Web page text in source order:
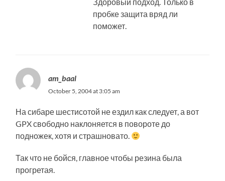
Здоровый подход. Только в
пробке защита вряд ли
поможет.
am_baal
October 5, 2004 at 3:05 am
На сибаре шестисотой не ездил как следует, а вот
GPX свободно наклоняется в повороте до
подножек, хотя и страшновато.
Так что не бойся, главное чтобы резина была
прогретая.